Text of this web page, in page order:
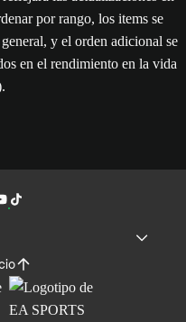
por rango, los items se
y el orden adicional se
en el rendimiento en la vida